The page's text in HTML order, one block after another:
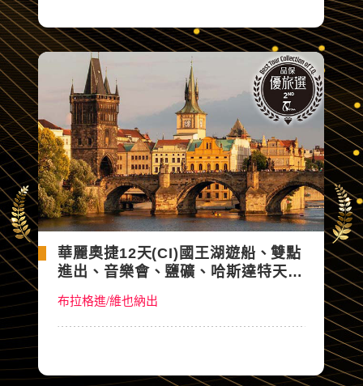
華麗奧捷12天(CI)國王湖遊船、雙點
進出、音樂會、鹽礦、哈斯達特天空
步道、米其林、6晚五星&湖區飯店
布拉格進/維也納出